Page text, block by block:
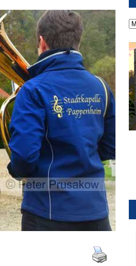
Marsch für Hubert
und Musicalklängen in